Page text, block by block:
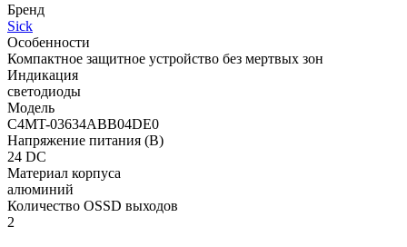
Бренд
Sick
Особенности
Компактное защитное устройство без мертвых зон
Индикация
светодиоды
Модель
C4MT-03634ABB04DE0
Напряжение питания (В)
24 DC
Материал корпуса
алюминий
Количество OSSD выходов
2